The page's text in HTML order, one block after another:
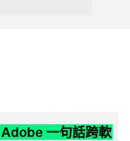
一句話跨軟